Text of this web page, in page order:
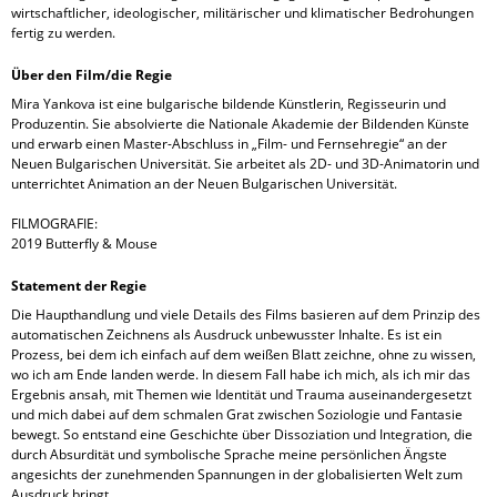
wirtschaftlicher, ideologischer, militärischer und klimatischer Bedrohungen
fertig zu werden.
Über den Film/die Regie
Mira Yankova ist eine bulgarische bildende Künstlerin, Regisseurin und
Produzentin. Sie absolvierte die Nationale Akademie der Bildenden Künste
und erwarb einen Master-Abschluss in „Film- und Fernsehregie“ an der
Neuen Bulgarischen Universität. Sie arbeitet als 2D- und 3D-Animatorin und
unterrichtet Animation an der Neuen Bulgarischen Universität.
FILMOGRAFIE:
2019 Butterfly & Mouse
Statement der Regie
Die Haupthandlung und viele Details des Films basieren auf dem Prinzip des
automatischen Zeichnens als Ausdruck unbewusster Inhalte. Es ist ein
Prozess, bei dem ich einfach auf dem weißen Blatt zeichne, ohne zu wissen,
wo ich am Ende landen werde. In diesem Fall habe ich mich, als ich mir das
Ergebnis ansah, mit Themen wie Identität und Trauma auseinandergesetzt
und mich dabei auf dem schmalen Grat zwischen Soziologie und Fantasie
bewegt. So entstand eine Geschichte über Dissoziation und Integration, die
durch Absurdität und symbolische Sprache meine persönlichen Ängste
angesichts der zunehmenden Spannungen in der globalisierten Welt zum